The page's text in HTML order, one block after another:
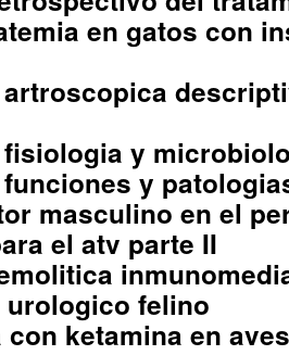
en gatos con
y
y
masculino en el
el atv parte II
felino
con ketamina en